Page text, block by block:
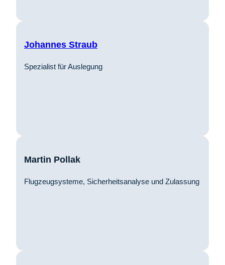
Johannes Straub
Spezialist für Auslegung
Martin Pollak
Flugzeugsysteme, Sicherheitsanalyse und Zulassung